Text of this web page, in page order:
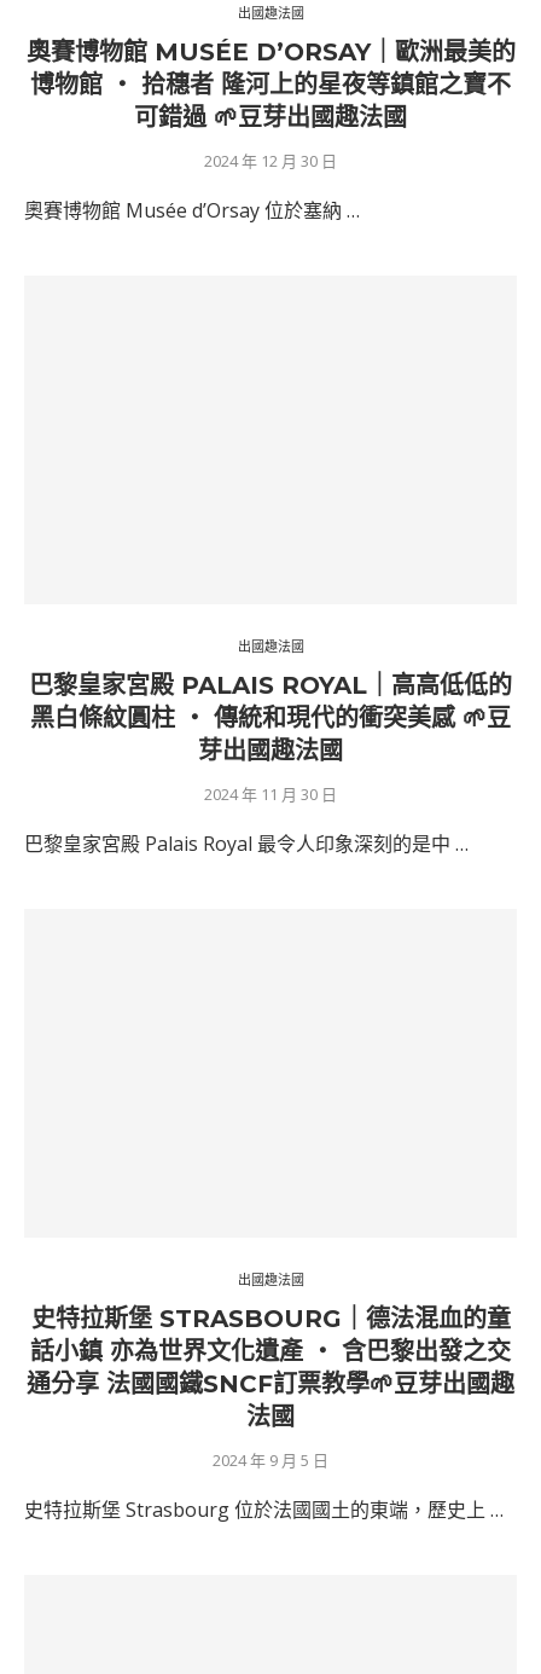
出國趣法國
奧賽博物館 MUSÉE D’ORSAY｜歐洲最美的
博物館 ‧ 拾穗者 隆河上的星夜等鎮館之寶不
可錯過 🌱豆芽出國趣法國
2024 年 12 月 30 日
奧賽博物館 Musée d’Orsay 位於塞納 …
出國趣法國
巴黎皇家宮殿 PALAIS ROYAL｜高高低低的
黑白條紋圓柱 ‧ 傳統和現代的衝突美感 🌱豆
芽出國趣法國
2024 年 11 月 30 日
巴黎皇家宮殿 Palais Royal 最令人印象深刻的是中 …
出國趣法國
史特拉斯堡 STRASBOURG｜德法混血的童
話小鎮 亦為世界文化遺產 ‧ 含巴黎出發之交
通分享 法國國鐵SNCF訂票教學🌱豆芽出國趣
法國
2024 年 9 月 5 日
史特拉斯堡 Strasbourg 位於法國國土的東端，歷史上 …